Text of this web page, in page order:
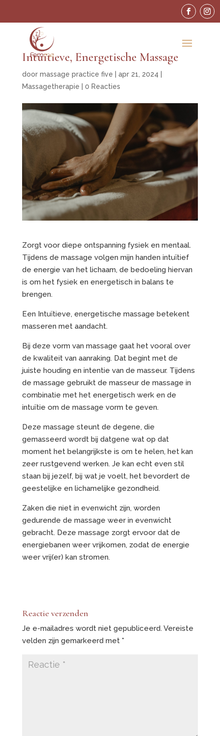
Intuïtieve, Energetische Massage
door massage practice five apr 21, 2024
Massagetherapie
0 Reacties
Zorgt voor diepe ontspanning fysiek en mentaal.
Tijdens de massage volgen mijn handen intuïtief
de energie van het lichaam, de bedoeling hiervan
is om het fysiek en energetisch in balans te
brengen.
Een Intuïtieve, energetische massage betekent
masseren met aandacht.
Bij deze vorm van massage gaat het vooral over
de kwaliteit van aanraking. Dat begint met de
juiste houding en intentie van de masseur. Tijdens
de massage gebruikt de masseur de massage in
combinatie met het energetisch werk en de
intuïtie om de massage vorm te geven.
Deze massage steunt de degene, die
gemasseerd wordt bij datgene wat op dat
moment het belangrijkste is om te helen, het kan
zeer rustgevend werken. Je kan echt even stil
staan bij jezelf, bij wat je voelt, het bevordert de
geestelijke en lichamelijke gezondheid.
Zaken die niet in evenwicht zijn, worden
gedurende de massage weer in evenwicht
gebracht. Deze massage zorgt ervoor dat de
energiebanen weer vrijkomen, zodat de energie
weer vrij(er) kan stromen.
Reactie verzenden
Je e-mailadres wordt niet gepubliceerd. Vereiste
velden zijn gemarkeerd met *